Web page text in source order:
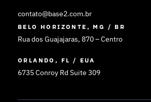
contato@base2.com.br
BELO HORIZONTE, MG / BR
Rua dos Guajajaras, 870 – Centro
ORLANDO, FL / EUA
6735 Conroy Rd Suite 309